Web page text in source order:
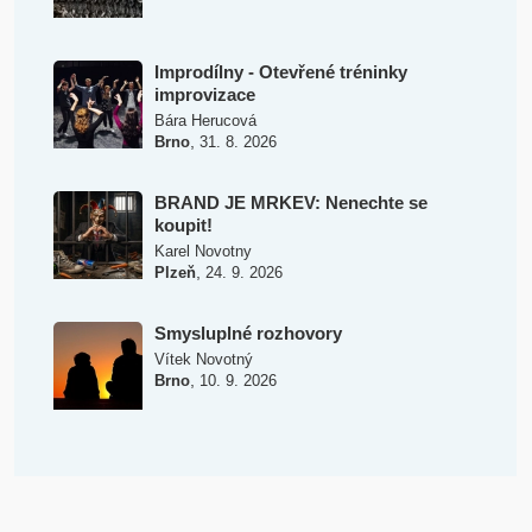
Improdílny - Otevřené tréninky
improvizace
Bára Herucová
Brno, 31. 8. 2026
BRAND JE MRKEV: Nenechte se
koupit!
Karel Novotny
Plzeň, 24. 9. 2026
Smysluplné rozhovory
Vítek Novotný
Brno, 10. 9. 2026